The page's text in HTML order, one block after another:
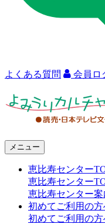
よくある質問 会員ロ
メニュー
恵比寿センター
恵比寿センター
恵比寿センター案
初めてご利用の方
初めてご利用の方